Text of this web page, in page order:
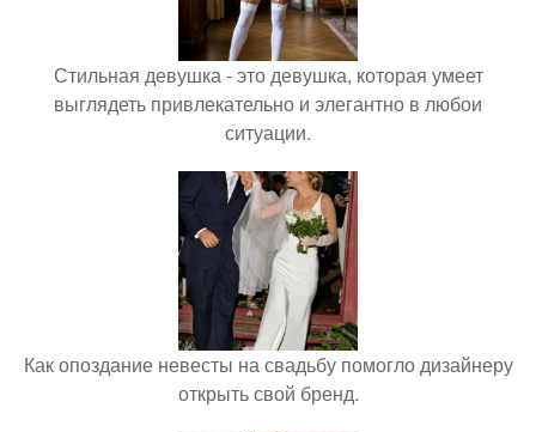
Стильная девушка - это девушка, которая умеет
выглядеть привлекательно и элегантно в любои
ситуации.
Как опоздание невесты на свадьбу помогло дизайнеру
открыть свой бренд.